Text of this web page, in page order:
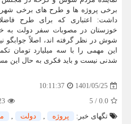
برخی پروژه ها و طرح های برخی
داشت: اعتباری که برای طرح
خوزستان در مصوبات سفر دولت به
شوش در نظر گرفته اند، اصلاً
این مهمی را با سه میلیارد تومان
شدنی نیست و باید فکری به حال این
1401/05/25
10:11:37
0.0
/
5
تگهای خبر:
پروژه , دولت ,